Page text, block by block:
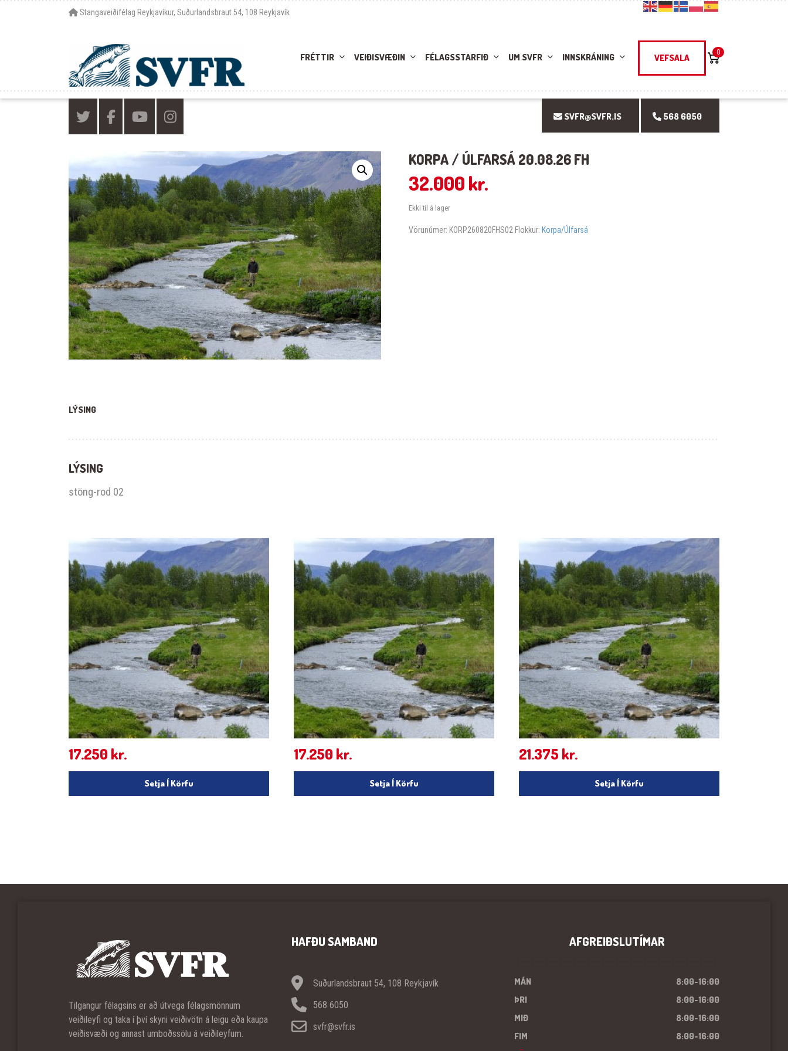
Stangaveiðifélag Reykjavíkur, Suðurlandsbraut 54, 108 Reykjavík
FRÉTTIR VEIÐISVÆÐIN FÉLAGSSTARFIÐ UM SVFR INNSKRÁNING VEFSALA
0
SVFR@SVFR.IS 568 6050
KORPA / ÚLFARSÁ 20.08.26 FH
32.000kr.
Ekki til á lager
Vörunúmer: KORP260820FHS02 Flokkur: Korpa/Úlfarsá
LÝSING
LÝSING
stöng-rod 02
17.250 kr.
Setja Í Körfu
17.250 kr.
Setja Í Körfu
21.375 kr.
Setja Í Körfu
Tilgangur félagsins er að útvega félagsmönnum
veiðileyfi og taka í því skyni veiðivötn á leigu eða kaupa
veiðisvæði og annast umboðssölu á veiðileyfum.
HAFÐU SAMBAND
Suðurlandsbraut 54, 108 Reykjavík
568 6050
svfr@svfr.is
AFGREIÐSLUTÍMAR
MÁN
8:00-16:00
ÞRI
8:00-16:00
MIÐ
8:00-16:00
FIM
8:00-16:00